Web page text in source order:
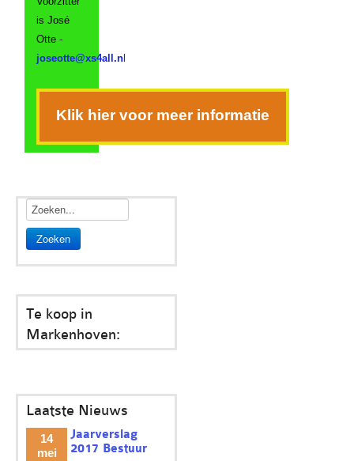
is José
Otte -
joseotte@xs4all.nl
Klik hier voor meer informatie
Zoeken
Te koop in
Markenhoven:
Laatste Nieuws
14
mei
Jaarverslag
2017 Bestuur